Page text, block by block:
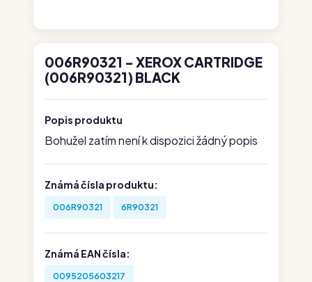
006R90321 - XEROX CARTRIDGE
(006R90321) BLACK
Popis produktu
Bohužel zatím není k dispozici žádný popis
Známá čísla produktu:
006R90321 6R90321
Známá EAN čísla:
0095205603217